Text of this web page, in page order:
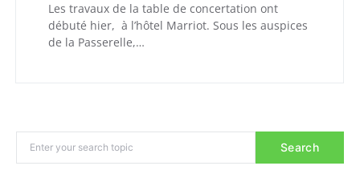
Les travaux de la table de concertation ont
débuté hier, à l’hôtel Marriot. Sous les auspices
de la Passerelle,…
Search